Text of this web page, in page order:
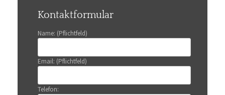
Kontaktformular
Name: (Pflichtfeld)
Email: (Pflichtfeld)
Telefon: